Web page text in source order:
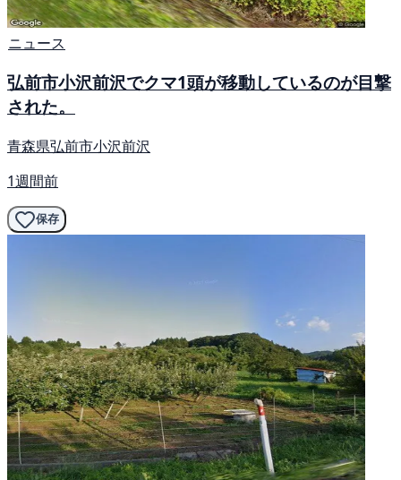
ニュース
弘前市小沢前沢でクマ1頭が移動しているのが目撃
された。
青森県弘前市小沢前沢
1週間前
保存